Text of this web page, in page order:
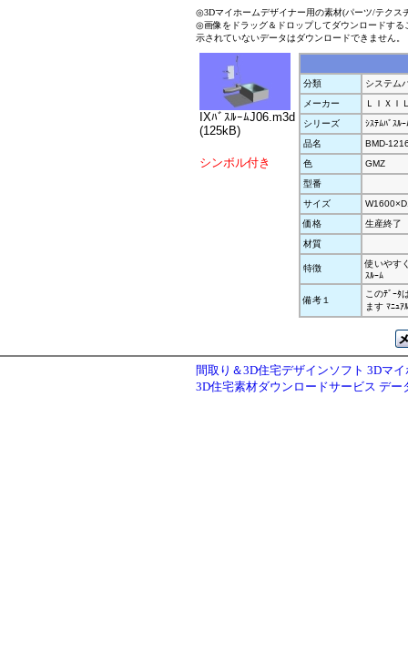
◎3Dマイホームデザイナー用の素材(パーツ/テクス
◎画像をドラッグ＆ドロップしてダウンロードす
示されていないデータはダウンロードできません。
IXﾊﾞｽﾙｰﾑJ06.m3d
(125kB)
シンボル付き
分類
システム
メーカー
ＬＩＸＩ
シリーズ
ｼｽﾃﾑﾊﾞｽﾙ
品名
BMD-
色
GMZ
型番
サイズ
価格
生産終了
材質
特徴
使いやす
ｽﾙｰﾑ
備考１
このﾃﾞｰﾀ
ます ﾏﾆｭ
間取り＆3D住宅デザインソフト 3Dマ
3D住宅素材ダウンロードサービス デー